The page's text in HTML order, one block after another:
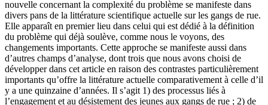
nouvelle concernant la complexité du problème se manifeste dans
divers pans de la littérature scientifique actuelle sur les gangs de rue.
Elle apparaît en premier lieu dans celui qui est dédié à la définition
du problème qui déjà soulève, comme nous le voyons, des
changements importants. Cette approche se manifeste aussi dans
d’autres champs d’analyse, dont trois que nous avons choisi de
développer dans cet article en raison des contrastes particulièrement
importants qu’offre la littérature actuelle comparativement à celle d’il
y a une quinzaine d’années. Il s’agit 1) des processus liés à
l’engagement et au désistement des jeunes aux gangs de rue ; 2) de